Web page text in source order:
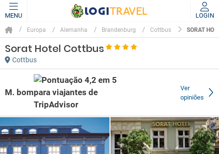
MENU LOGIN
Europa Alemanha Brandenburg Cottbus SORAT
Sorat Hotel Cottbus
Cottbus
M. bom
Ver
opiniões